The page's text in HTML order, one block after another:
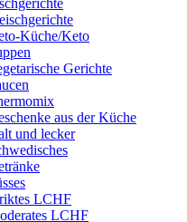
Küche/Keto
Gerichte
aus der Küche
und lecker
LCHF
LCHF